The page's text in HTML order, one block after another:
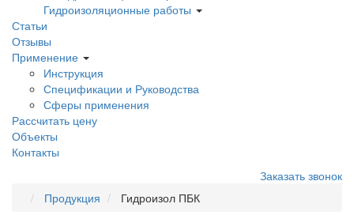
Гидроизоляционные работы
Статьи
Отзывы
Применение
Инструкция
Спецификации и Руководства
Сферы применения
Рассчитать цену
Объекты
Контакты
Заказать звонок
Продукция
Гидроизол ПБК